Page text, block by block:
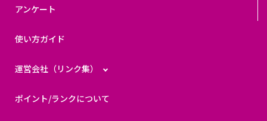
アンケート
使い方ガイド
運営会社（リンク集）
ポイント/ランクについて